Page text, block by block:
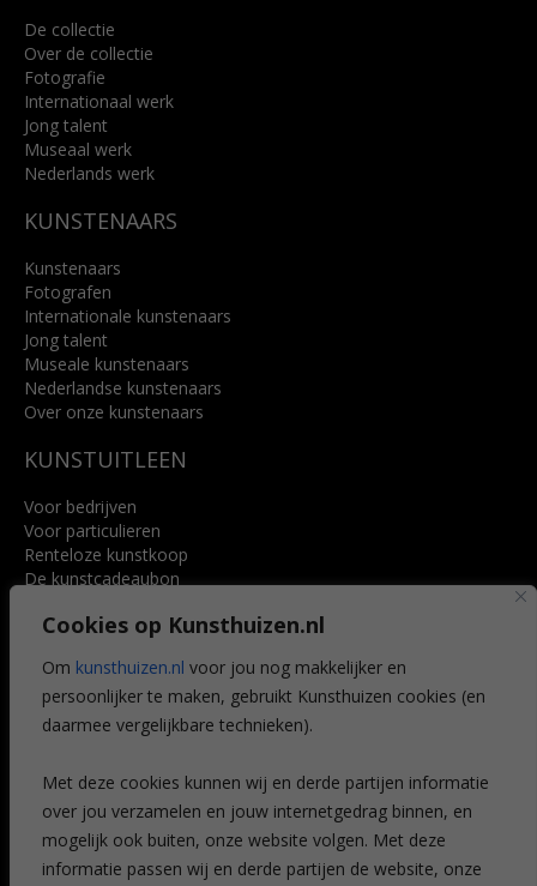
Cookies op Kunsthuizen.nl
Om kunsthuizen.nl voor jou nog makkelijker en
persoonlijker te maken, gebruikt Kunsthuizen cookies (en
daarmee vergelijkbare technieken).
Met deze cookies kunnen wij en derde partijen informatie
over jou verzamelen en jouw internetgedrag binnen, en
mogelijk ook buiten, onze website volgen. Met deze
informatie passen wij en derde partijen de website, onze
De collectie
Over de collectie
Fotografie
Internationaal werk
Jong talent
Museaal werk
Nederlands werk
KUNSTENAARS
Kunstenaars
Fotografen
Internationale kunstenaars
Jong talent
Museale kunstenaars
Nederlandse kunstenaars
Over onze kunstenaars
KUNSTUITLEEN
Voor bedrijven
Voor particulieren
Renteloze kunstkoop
De kunstcadeaubon
Voordelen
Veelgestelde vragen
CONTACT
Leiden
Amsterdam
Breda
Favorieten